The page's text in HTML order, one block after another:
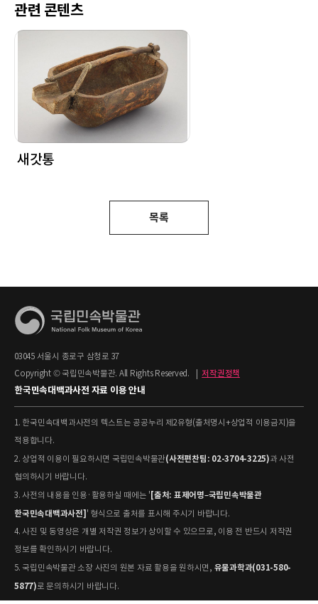
관련 콘텐츠
새갓통
목록
03045 서울시 종로구 삼청로 37
Copyright © 국립민속박물관. All Rights Reserved.
저작권정책
한국민속대백과사전 자료 이용 안내
1. 한국민속대백과사전의 텍스트는 공공누리 제2유형(출처명시+상업적 이용금지)을
적용합니다.
2. 상업적 이용이 필요하시면 국립민속박물관(사전편찬팀: 02-3704-3225)과 사전
협의하시기 바랍니다.
3. 사전의 내용을 인용·활용하실 때에는 ' [출처: 표제어명–국립민속박물관
한국민속대백과사전] ' 형식으로 출처를 표시해 주시기 바랍니다.
4. 사진 및 동영상은 개별 저작권 정보가 상이할 수 있으므로, 이용 전 반드시 저작권
정보를 확인하시기 바랍니다.
5. 국립민속박물관 소장 사진의 원본 자료 활용을 원하시면, 유물과학과(031-580-
5877)로 문의하시기 바랍니다.